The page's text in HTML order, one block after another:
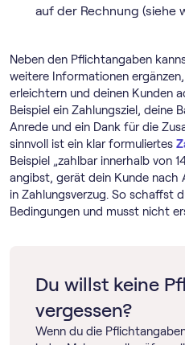
auf der Rechnung (siehe
Neben den Pflichtangaben
weitere Informationen
erleichtern und deinen Kunden
Beispiel ein Zahlungsziel, deine
Anrede und ein Dank für die
sinnvoll ist ein klar formuliertes
Beispiel „zahlbar innerhalb von
angibst, gerät dein Kunde nach
in Zahlungsverzug. So schaffst
Bedingungen und musst nicht
Du willst keine
vergessen?
Wenn du die